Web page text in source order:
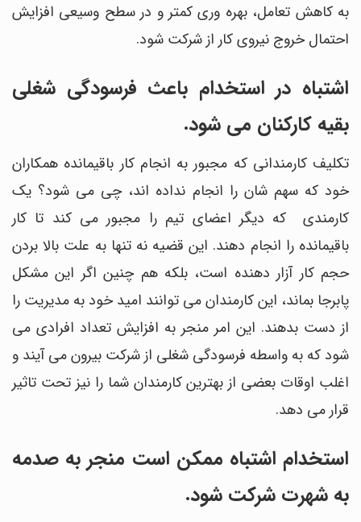
به کاهش تعامل، بهره وری کمتر و در سطح وسیعی افزایش
احتمال خروج نیروی کار از شرکت شود.
اشتباه در استخدام باعث فرسودگی شغلی
بقیه کارکنان می شود.
تکلیف کارمندانی که مجبور به انجام کار باقیمانده همکاران
خود که سهم شان را انجام نداده اند، چی می شود؟ یک
کارمندی که دیگر اعضای تیم را مجبور می کند تا کار
باقیمانده را انجام دهند. این قضیه نه تنها به علت بالا بردن
حجم کار آزار دهنده است، بلکه هم چنین اگر این مشکل
پابرجا بماند، این کارمندان می توانند امید خود به مدیریت را
از دست بدهند. این امر منجر به افزایش تعداد افرادی می
شود که به واسطه فرسودگی شغلی از شرکت بیرون می آیند و
اغلب اوقات بعضی از بهترین کارمندان شما را نیز تحت تاثیر
قرار می‎ دهد.
استخدام اشتباه ممکن است منجر به صدمه
به شهرت شرکت شود.